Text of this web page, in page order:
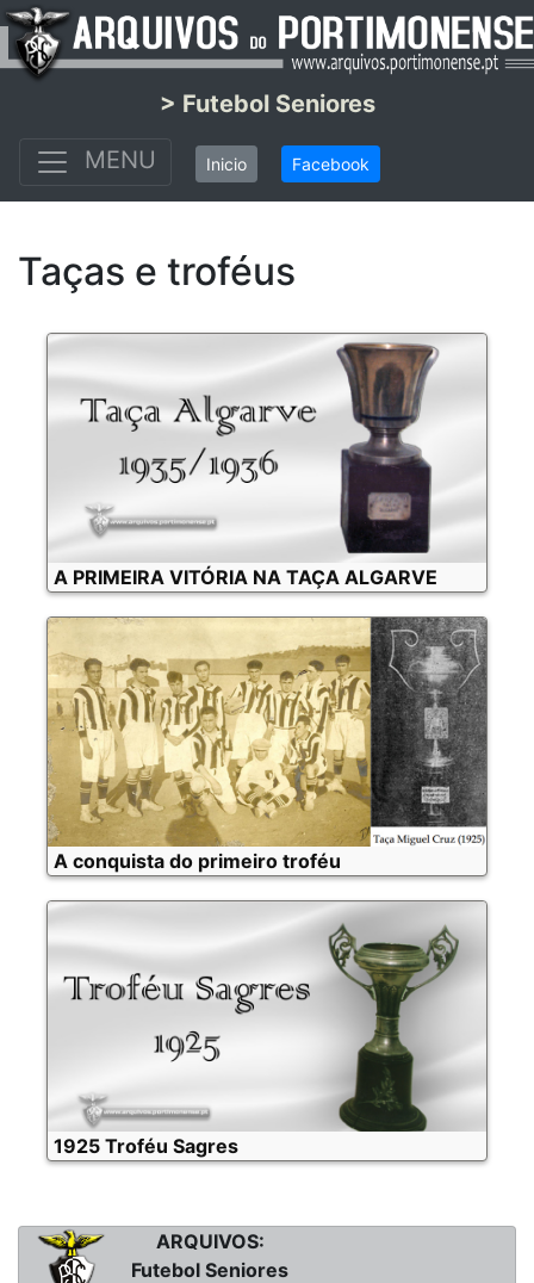
> Futebol Seniores
MENU
Inicio Facebook
Taças e troféus
A PRIMEIRA VITÓRIA NA TAÇA ALGARVE
A conquista do primeiro troféu
1925 Troféu Sagres
ARQUIVOS:
Futebol Seniores